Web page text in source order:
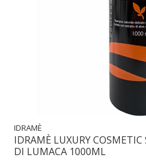
IDRAMÈ
IDRAMÈ LUXURY
DI LUMACA 1000ML